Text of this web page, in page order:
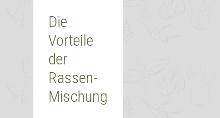
Die
Vorteile
der
Rassen-
Mischung